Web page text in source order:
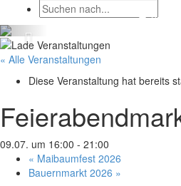
« Alle Veranstaltungen
Diese Veranstaltung hat bereits
09.07. um 16:00 - 21:00
« Maibaumfest 2026
Bauernmarkt 2026 »